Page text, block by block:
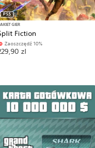
Fiction
PS5
GIER
Zaoszczędź 10%
zl